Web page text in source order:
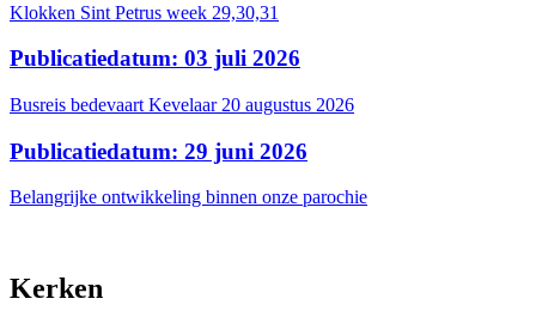
Klokken Sint Petrus week 29,30,31
Publicatiedatum: 03 juli 2026
Busreis bedevaart Kevelaar 20 augustus 2026
Publicatiedatum: 29 juni 2026
Belangrijke ontwikkeling binnen onze parochie
Kerken